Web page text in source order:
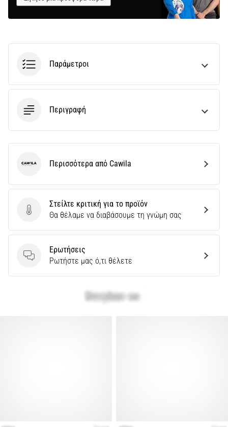
Παράμετροι
Περιγραφή
Στείλτε κριτική για το προϊόν
Στείλτε κριτική για το προϊόν
Θα θέλαμε να διαβάσουμε τη γνώμη σας
Ερωτήσεις
Ερωτήσεις
Ρωτήστε μας ό,τι θέλετε
Cawila Περισσότερα από Cawila